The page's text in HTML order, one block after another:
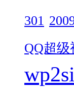
301
QQ超级